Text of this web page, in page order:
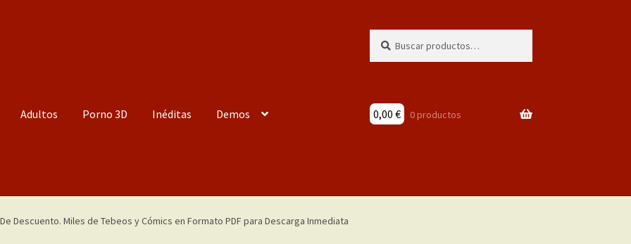
por:
Adultos Porno 3D Inéditas Demos 0,00 € 0 productos